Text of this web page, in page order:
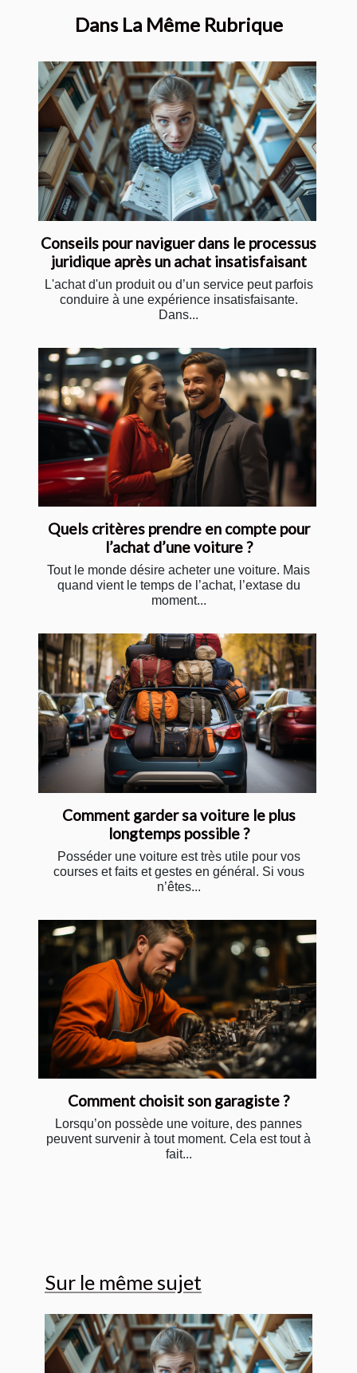
Dans La Même Rubrique
Conseils pour naviguer dans le processus
juridique après un achat insatisfaisant
L'achat d'un produit ou d’un service peut parfois
conduire à une expérience insatisfaisante.
Dans...
Quels critères prendre en compte pour
l’achat d’une voiture ?
Tout le monde désire acheter une voiture. Mais
quand vient le temps de l’achat, l’extase du
moment...
Comment garder sa voiture le plus
longtemps possible ?
Posséder une voiture est très utile pour vos
courses et faits et gestes en général. Si vous
n’êtes...
Comment choisit son garagiste ?
Lorsqu’on possède une voiture, des pannes
peuvent survenir à tout moment. Cela est tout à
fait...
Sur le même sujet